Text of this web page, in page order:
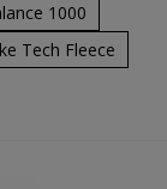
1000
Tech Fleece